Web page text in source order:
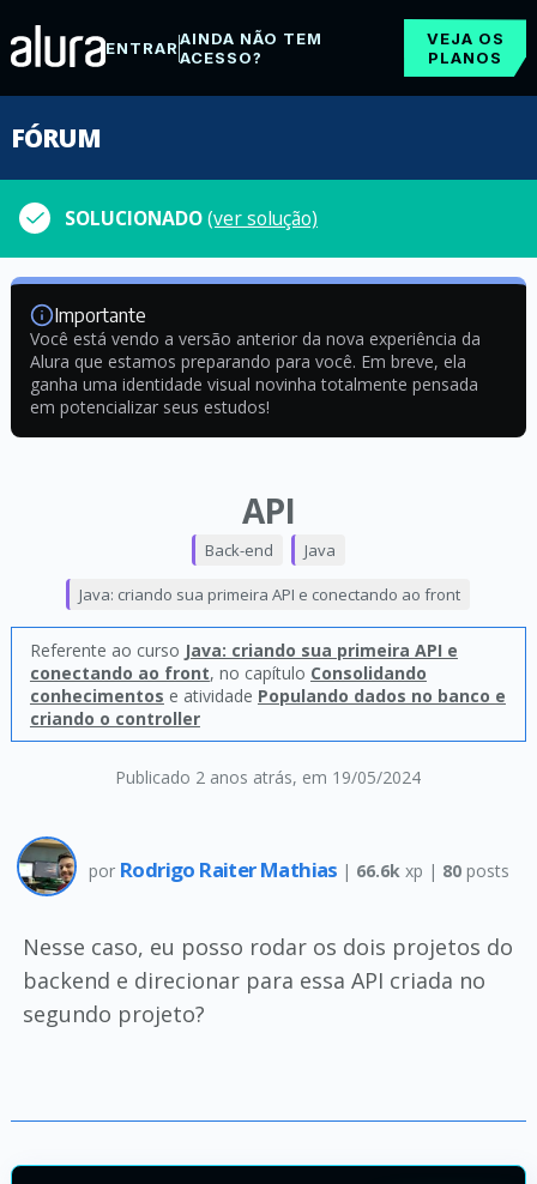
ENTRARAINDA NÃO TEM
ACESSO?
VEJA OS
PLANOS
FÓRUM
SOLUCIONADO(ver solução)
Importante
Você está vendo a versão anterior da nova experiência da
Alura que estamos preparando para você. Em breve, ela
ganha uma identidade visual novinha totalmente pensada
em potencializar seus estudos!
API
Publicado 2 anos atrás, em 19/05/2024
Back-end Java
Java: criando sua primeira API e conectando ao front
Referente ao curso Java: criando sua primeira API e
conectando ao front, no capítulo Consolidando
conhecimentos e atividade Populando dados no banco e
criando o controller
por Rodrigo Raiter Mathias | 66.6k xp | 80 posts
Nesse caso, eu posso rodar os dois projetos do
backend e direcionar para essa API criada no
segundo projeto?